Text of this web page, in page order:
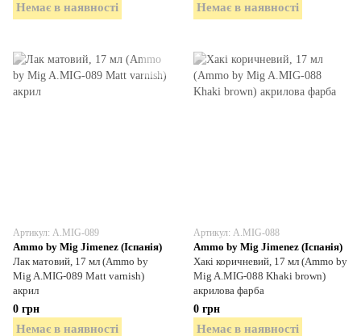
Немає в наявності Немає в наявності
Артикул: A.MIG-089
Ammo by Mig Jimenez (Іспанія)
Лак матовий, 17 мл (Ammo by
Mig A.MIG-089 Matt varnish)
акрил
0 грн
Немає в наявності
Артикул: A.MIG-088
Ammo by Mig Jimenez (Іспанія)
Хакі коричневий, 17 мл (Ammo by
Mig A.MIG-088 Khaki brown)
акрилова фарба
0 грн
Немає в наявності